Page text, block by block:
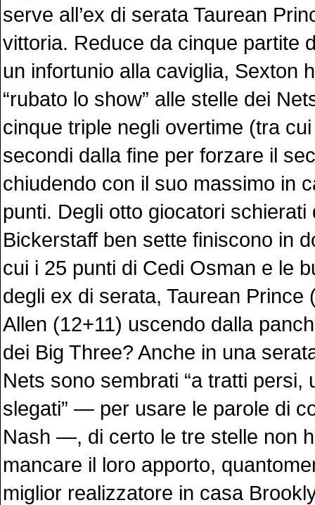
serve all’ex di serata Taurean
vittoria. Reduce da cinque partite
un infortunio alla caviglia, Sexton
“rubato lo show” alle stelle dei
cinque triple negli overtime (tra
secondi dalla fine per forzare il
chiudendo con il suo massimo in
punti. Degli otto giocatori schierati
Bickerstaff ben sette finiscono in
cui i 25 punti di Cedi Osman e le
degli ex di serata, Taurean Prince
Allen (12+11) uscendo dalla
dei Big Three? Anche in una
Nets sono sembrati “a tratti persi,
slegati” — per usare le parole di
Nash —, di certo le tre stelle non
mancare il loro apporto,
miglior realizzatore in casa